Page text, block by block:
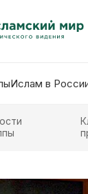
Ислам в